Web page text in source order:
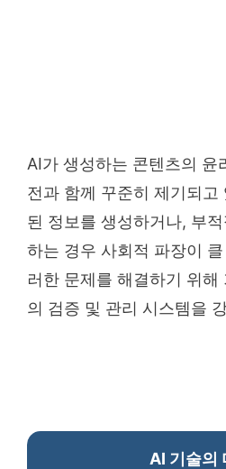
AI가 생성하는 콘텐츠의 윤
전과 함께 꾸준히 제기되고
된 정보를 생성하거나, 부
하는 경우 사회적 파장이
러한 문제를 해결하기 위해
의 검증 및 관리 시스템을
AI 기술의